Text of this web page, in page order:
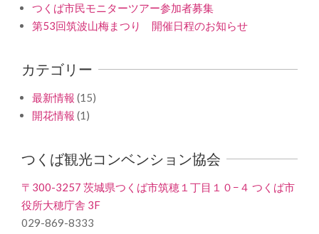
つくば市民モニターツアー参加者募集
第53回筑波山梅まつり 開催日程のお知らせ
カテゴリー
最新情報 (15)
開花情報 (1)
つくば観光コンベンション協会
〒300-3257 茨城県つくば市筑穂１丁目１０−４ つくば市
役所大穂庁舎 3F
029-869-8333